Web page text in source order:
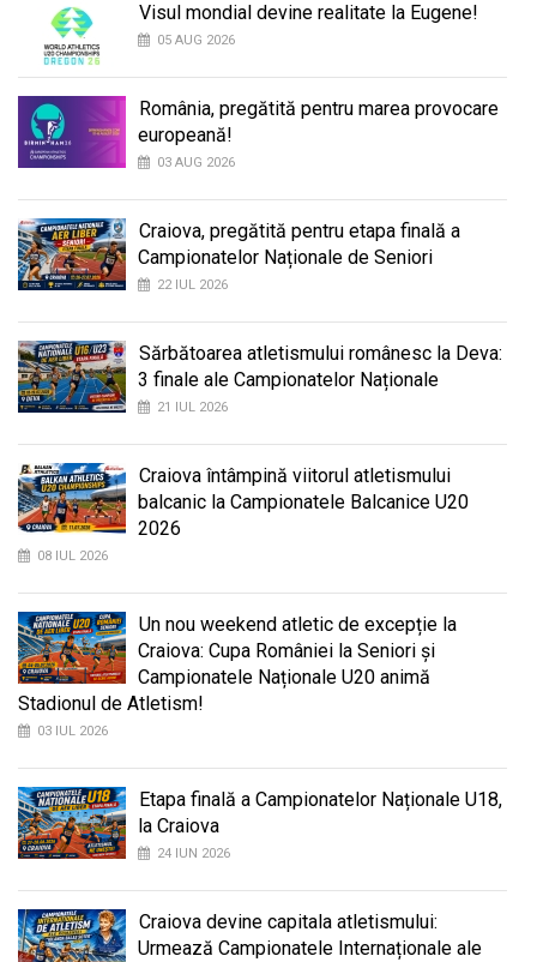
Visul mondial devine realitate la Eugene!
05 AUG 2026
România, pregătită pentru marea provocare
europeană!
03 AUG 2026
Craiova, pregătită pentru etapa finală a
Campionatelor Naționale de Seniori
22 IUL 2026
Sărbătoarea atletismului românesc la Deva:
3 finale ale Campionatelor Naționale
21 IUL 2026
Craiova întâmpină viitorul atletismului
balcanic la Campionatele Balcanice U20
2026
08 IUL 2026
Un nou weekend atletic de excepție la
Craiova: Cupa României la Seniori și
Campionatele Naționale U20 animă
Stadionul de Atletism!
03 IUL 2026
Etapa finală a Campionatelor Naționale U18,
la Craiova
24 IUN 2026
Craiova devine capitala atletismului:
Urmează Campionatele Internaționale ale